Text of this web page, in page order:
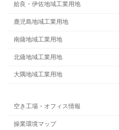
姶良・伊佐地域工業用地
鹿児島地域工業用地
南薩地域工業用地
北薩地域工業用地
大隅地域工業用地
空き工場・オフィス情報
操業環境マップ